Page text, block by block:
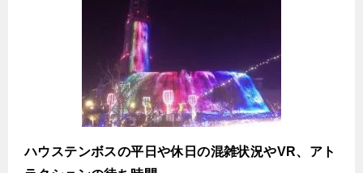
ハウステンボスの平日や休日の混雑状況やVR、アト